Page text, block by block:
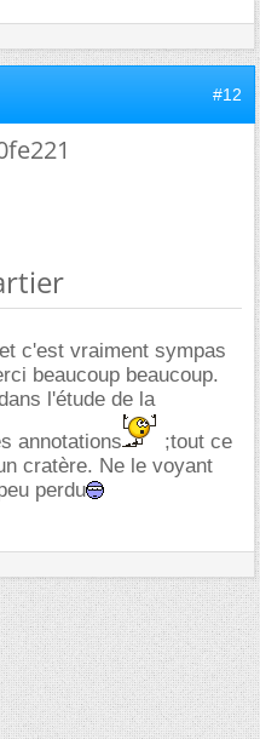
#12
c'est vraiment sympas
beaucoup beaucoup.
l'étude de la
annotations
;tout ce
cratère. Ne le voyant
perdu